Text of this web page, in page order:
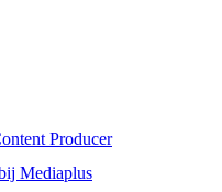
Producer
Mediaplus